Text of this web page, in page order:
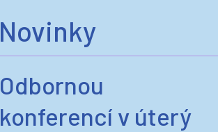
Novinky
Odbornou
konferencí v úterý